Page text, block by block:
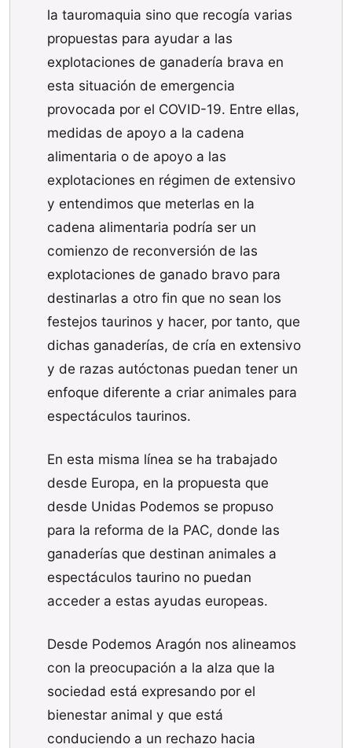
la tauromaquia sino que recogía varias
propuestas para ayudar a las
explotaciones de ganadería brava en
esta situación de emergencia
provocada por el COVID-19. Entre ellas,
medidas de apoyo a la cadena
alimentaria o de apoyo a las
explotaciones en régimen de extensivo
y entendimos que meterlas en la
cadena alimentaria podría ser un
comienzo de reconversión de las
explotaciones de ganado bravo para
destinarlas a otro fin que no sean los
festejos taurinos y hacer, por tanto, que
dichas ganaderías, de cría en extensivo
y de razas autóctonas puedan tener un
enfoque diferente a criar animales para
espectáculos taurinos.
En esta misma línea se ha trabajado
desde Europa, en la propuesta que
desde Unidas Podemos se propuso
para la reforma de la PAC, donde las
ganaderías que destinan animales a
espectáculos taurino no puedan
acceder a estas ayudas europeas.
Desde Podemos Aragón nos alineamos
con la preocupación a la alza que la
sociedad está expresando por el
bienestar animal y que está
conduciendo a un rechazo hacia